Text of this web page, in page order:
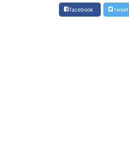
facebook tweet